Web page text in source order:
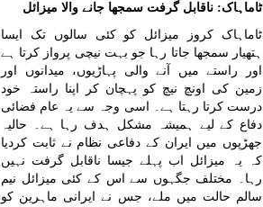
ٹاماہاک: ناقابل گرفت سمجھا جانے والا میزائل
ٹاماہاک کروز میزائل کو کئی سالوں تک ایسا
ہتھیار سمجھا جاتا رہا جو بہت نیچی پرواز کرتا ہے
اور راستے میں آنے والی پہاڑیوں، میدانوں اور
زمین کی اونچ نیچ کو پہچان کر اپنا راستہ خود
درست کرتا رہتا ہے۔ اسی وجہ سے یہ عام فضائی
دفاع کے لیے ہمیشہ مشکل ہدف رہا ہے۔ حالیہ
جھڑپوں میں ایران کے دفاعی نظام نے ثابت کردیا
کہ یہ میزائل اب پہلے جیسا ناقابل گرفت نہیں
رہا۔ مختلف جگہوں سے اس کے کئی میزائل نیم
سالم حالت میں ملے، جس نے ایرانی ماہرین کو